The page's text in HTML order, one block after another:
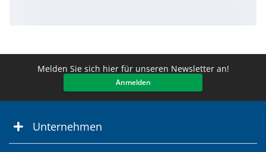
Melden Sie sich hier für unseren Newsletter an!
Anmelden
Unternehmen